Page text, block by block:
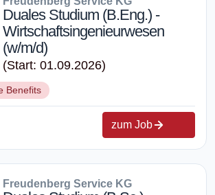
Duales Studium (B.Eng.) -
Wirtschaftsingenieurwesen
(w/m/d)
(Start: 01.09.2026)
Benefits
zum Job
Freudenberg Service KG